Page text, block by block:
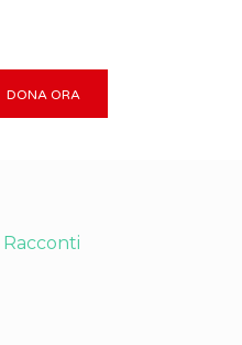
DONA ORA
Racconti